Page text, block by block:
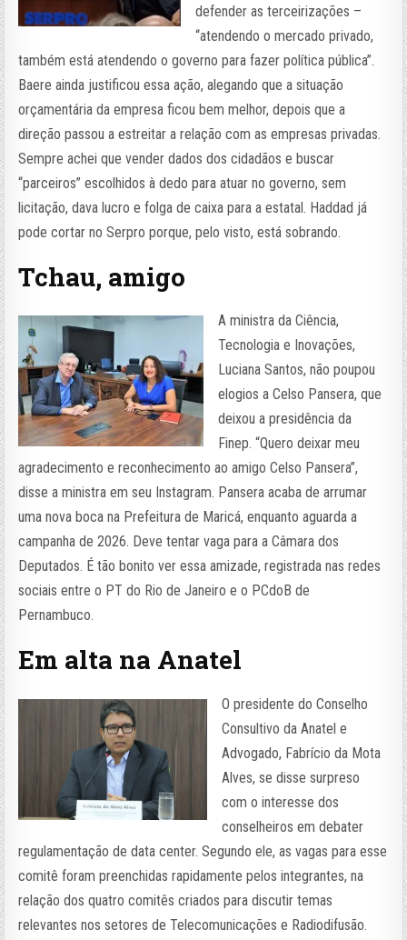
defender as terceirizações –
“atendendo o mercado privado,
também está atendendo o governo para fazer política pública”.
Baere ainda justificou essa ação, alegando que a situação
orçamentária da empresa ficou bem melhor, depois que a
direção passou a estreitar a relação com as empresas privadas.
Sempre achei que vender dados dos cidadãos e buscar
“parceiros” escolhidos à dedo para atuar no governo, sem
licitação, dava lucro e folga de caixa para a estatal. Haddad já
pode cortar no Serpro porque, pelo visto, está sobrando.
Tchau, amigo
A ministra da Ciência,
Tecnologia e Inovações,
Luciana Santos, não poupou
elogios a Celso Pansera, que
deixou a presidência da
Finep. “Quero deixar meu
agradecimento e reconhecimento ao amigo Celso Pansera”,
disse a ministra em seu Instagram. Pansera acaba de arrumar
uma nova boca na Prefeitura de Maricá, enquanto aguarda a
campanha de 2026. Deve tentar vaga para a Câmara dos
Deputados. É tão bonito ver essa amizade, registrada nas redes
sociais entre o PT do Rio de Janeiro e o PCdoB de
Pernambuco.
Em alta na Anatel
O presidente do Conselho
Consultivo da Anatel e
Advogado, Fabrício da Mota
Alves, se disse surpreso
com o interesse dos
conselheiros em debater
regulamentação de data center. Segundo ele, as vagas para esse
comitê foram preenchidas rapidamente pelos integrantes, na
relação dos quatro comitês criados para discutir temas
relevantes nos setores de Telecomunicações e Radiodifusão.